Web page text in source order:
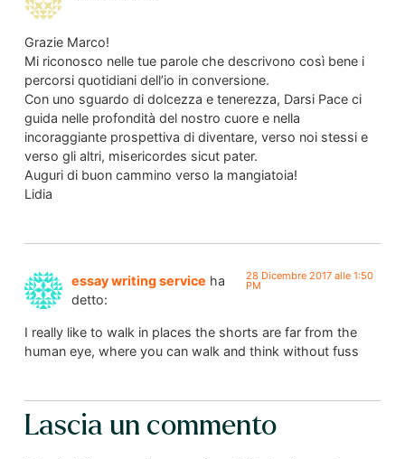
Grazie Marco!
Mi riconosco nelle tue parole che descrivono così bene i
percorsi quotidiani dell’io in conversione.
Con uno sguardo di dolcezza e tenerezza, Darsi Pace ci
guida nelle profondità del nostro cuore e nella
incoraggiante prospettiva di diventare, verso noi stessi e
verso gli altri, misericordes sicut pater.
Auguri di buon cammino verso la mangiatoia!
Lidia
essay writing service ha
detto:
28 Dicembre 2017 alle 1:50
PM
I really like to walk in places the shorts are far from the
human eye, where you can walk and think without fuss
Lascia un commento